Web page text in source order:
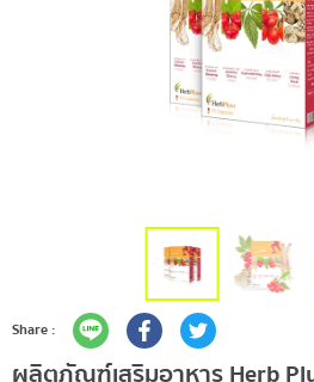
Share :
ผลิตภัณฑ์เสริมอาหาร Herb